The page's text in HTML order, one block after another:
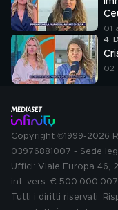
01
4
02
Copyright ©1999-2026
03976881007 - Sede
Uffici: Viale Europa 46,
int. vers. €
Tutti i diritti riservati.